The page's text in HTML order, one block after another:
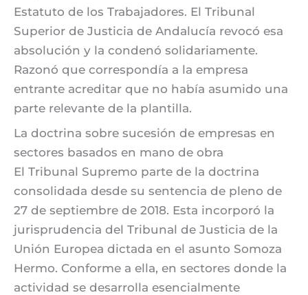
Estatuto de los Trabajadores. El Tribunal
Superior de Justicia de Andalucía revocó esa
absolución y la condenó solidariamente.
Razonó que correspondía a la empresa
entrante acreditar que no había asumido una
parte relevante de la plantilla.
La doctrina sobre sucesión de empresas en
sectores basados en mano de obra
El Tribunal Supremo parte de la doctrina
consolidada desde su sentencia de pleno de
27 de septiembre de 2018. Esta incorporó la
jurisprudencia del Tribunal de Justicia de la
Unión Europea dictada en el asunto Somoza
Hermo. Conforme a ella, en sectores donde la
actividad se desarrolla esencialmente